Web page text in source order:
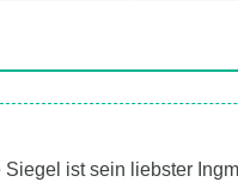
ist sein liebster